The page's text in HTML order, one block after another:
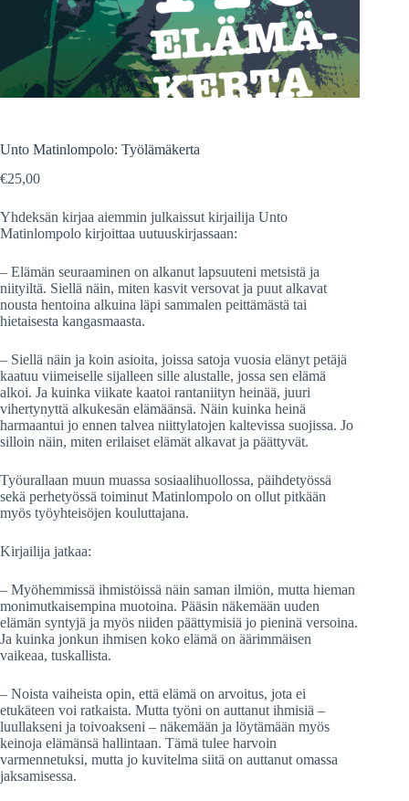
Unto Matinlompolo: Työlämäkerta
€25,00
Yhdeksän kirjaa aiemmin julkaissut kirjailija Unto
Matinlompolo kirjoittaa uutuuskirjassaan:
– Elämän seuraaminen on alkanut lapsuuteni metsistä ja
niityiltä. Siellä näin, miten kasvit versovat ja puut alkavat
nousta hentoina alkuina läpi sammalen peittämästä tai
hietaisesta kangasmaasta.
– Siellä näin ja koin asioita, joissa satoja vuosia elänyt petäjä
kaatuu viimeiselle sijalleen sille alustalle, jossa sen elämä
alkoi. Ja kuinka viikate kaatoi rantaniityn heinää, juuri
vihertynyttä alkukesän elämäänsä. Näin kuinka heinä
harmaantui jo ennen talvea niittylatojen kaltevissa suojissa. Jo
silloin näin, miten erilaiset elämät alkavat ja päättyvät.
Työurallaan muun muassa sosiaalihuollossa, päihdetyössä
sekä perhetyössä toiminut Matinlompolo on ollut pitkään
myös työyhteisöjen kouluttajana.
Kirjailija jatkaa:
– Myöhemmissä ihmistöissä näin saman ilmiön, mutta hieman
monimutkaisempina muotoina. Pääsin näkemään uuden
elämän syntyjä ja myös niiden päättymisiä jo pieninä versoina.
Ja kuinka jonkun ihmisen koko elämä on äärimmäisen
vaikeaa, tuskallista.
– Noista vaiheista opin, että elämä on arvoitus, jota ei
etukäteen voi ratkaista. Mutta työni on auttanut ihmisiä –
luullakseni ja toivoakseni – näkemään ja löytämään myös
keinoja elämänsä hallintaan. Tämä tulee harvoin
varmennetuksi, mutta jo kuvitelma siitä on auttanut omassa
jaksamisessa.